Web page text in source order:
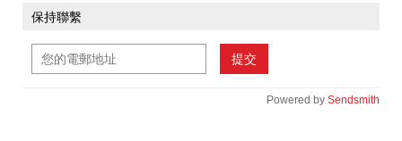
保持聯繫
提交
Powered by Sendsmith